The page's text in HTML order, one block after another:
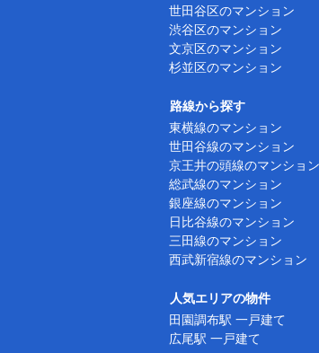
世田谷区のマンション
渋谷区のマンション
文京区のマンション
杉並区のマンション
路線から探す
東横線のマンション
世田谷線のマンション
京王井の頭線のマンション
総武線のマンション
銀座線のマンション
日比谷線のマンション
三田線のマンション
西武新宿線のマンション
人気エリアの物件
田園調布駅 一戸建て
広尾駅 一戸建て